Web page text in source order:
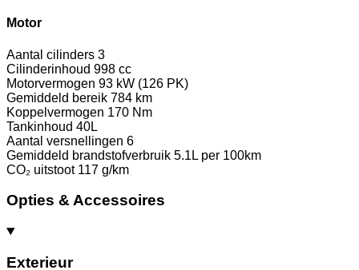
Motor
Aantal cilinders 3
Cilinderinhoud 998 cc
Motorvermogen 93 kW (126 PK)
Gemiddeld bereik 784 km
Koppelvermogen 170 Nm
Tankinhoud 40L
Aantal versnellingen 6
Gemiddeld brandstofverbruik 5.1L per 100km
CO₂ uitstoot 117 g/km
Opties & Accessoires
Exterieur